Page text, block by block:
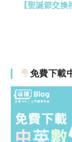
【聖誕節交
免費下載